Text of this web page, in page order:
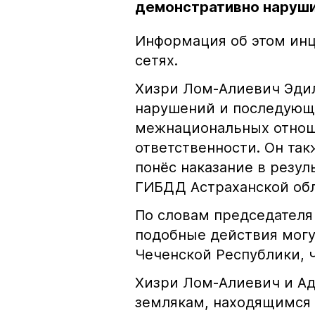
демонстративно
Информация об этом
сетях.
Хизри Лом-Алиевич
нарушений и
межнациональных
ответственности. Он
понёс наказание в
ГИБДД Астраханской
По словам
подобные действия
Чеченской Республики,
Хизри Лом-Алиевич и
землякам, находящимся